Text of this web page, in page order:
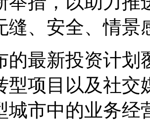
缝、安全、情景
的最新投资计划
型项目以及社交
城市中的业务经